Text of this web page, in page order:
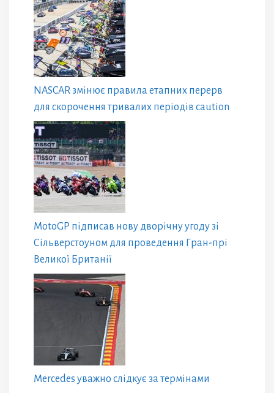
NASCAR змінює правила етапних перерв
для скорочення тривалих періодів caution
MotoGP підписав нову дворічну угоду зі
Сільверстоуном для проведення Гран-прі
Великої Британії
Mercedes уважно слідкує за термінами